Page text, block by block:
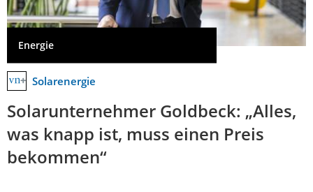
Energie
Solarenergie
Solarunternehmer Goldbeck: „Alles,
was knapp ist, muss einen Preis
bekommen“